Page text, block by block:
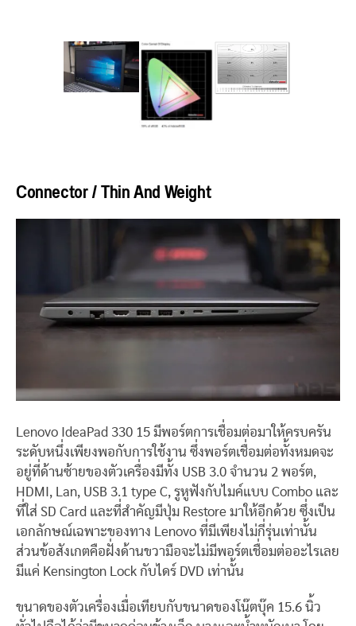
Connector / Thin And Weight
Lenovo IdeaPad 330 15 มีพอร์ตการเชื่อมต่อมาให้ครบครัน
ระดับหนึ่งเพียงพอกับการใช้งาน ซึ่งพอร์ตเชื่อมต่อทั้งหมดจะ
อยู่ที่ด้านซ้ายของตัวเครื่องมีทั้ง USB 3.0 จำนวน 2 พอร์ต,
HDMI, Lan, USB 3.1 type C, รูหูฟังกับไมค์แบบ Combo และ
ที่ใส่ SD Card และที่สำคัญมีปุ่ม Restore มาให้อีกด้วย ซึ่งเป็น
เอกลักษณ์เฉพาะของทาง Lenovo ที่มีเพียงไม่กี่รุ่นเท่านั้น
ส่วนข้อสังเกตคือฝั่งด้านขวามือจะไม่มีพอร์ตเชื่อมต่ออะไรเลย
มีแค่ Kensington Lock กับไดร์ DVD เท่านั้น
ขนาดของตัวเครื่องเมื่อเทียบกับขนาดของโน๊ตบุ๊ค 15.6 นิ้ว